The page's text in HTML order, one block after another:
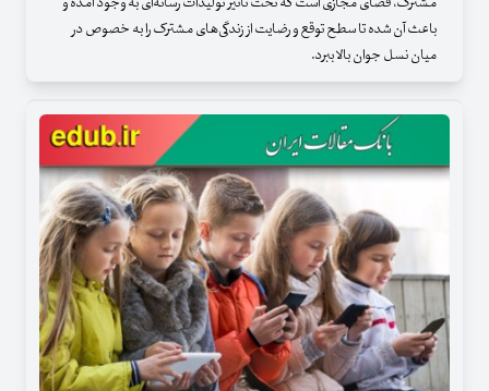
باعث آن شده تا سطح توقع و رضایت از زندگی‌های مشترک را به خصوص در
میان نسل جوان بالا ببرد.